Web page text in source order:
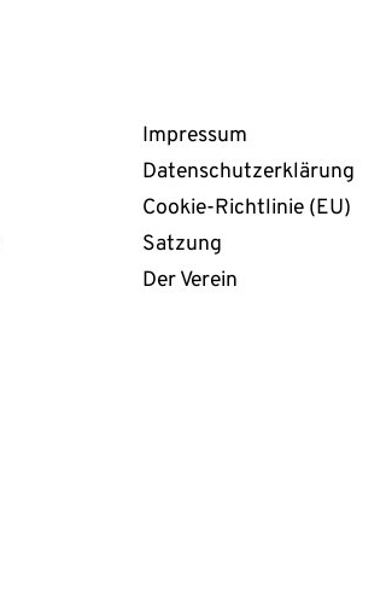
Impressum
Datenschutzerklärung
Cookie-Richtlinie (EU)
Satzung
Der Verein